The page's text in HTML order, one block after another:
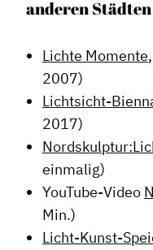
anderen
Lichte Momente
2007)
Lichtsicht-
2017)
einmalig)
YouTube-Video
Min.)
Licht-Kunst-